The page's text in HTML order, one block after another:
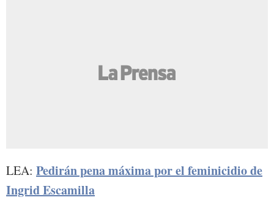
LEA: Pedirán pena máxima por el feminicidio de
Ingrid Escamilla